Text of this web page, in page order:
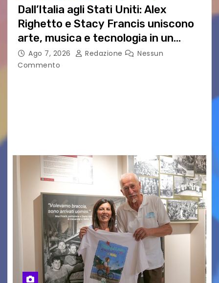
Dall’Italia agli Stati Uniti: Alex
Righetto e Stacy Francis uniscono
arte, musica e tecnologia in un
nuovo progetto internazionale”
Ago 7, 2026 Redazione
Nessun
Commento